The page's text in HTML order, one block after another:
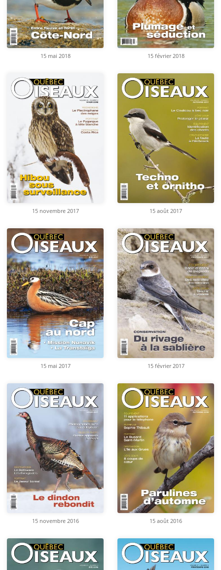
15 mai 2018 15 février 2018
15 novembre 2017 15 août 2017
15 mai 2017 15 février 2017
15 novembre 2016 15 août 2016